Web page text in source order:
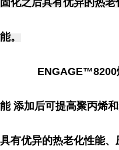
固化之后具有优异的热
能。
ENGAGE™8200
能 添加后可提高聚丙烯
具有优异的热老化性能